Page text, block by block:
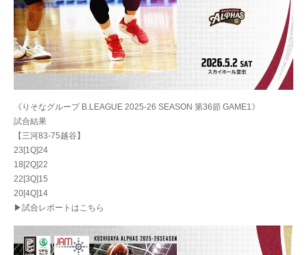
《りそなグループ B.LEAGUE 2025-26 SEASON 第36節 GAME1》
試合結果
【三河83-75越谷】
23[1Q]24
18[2Q]22
22[3Q]15
20[4Q]14
▶試合レポートはこちら